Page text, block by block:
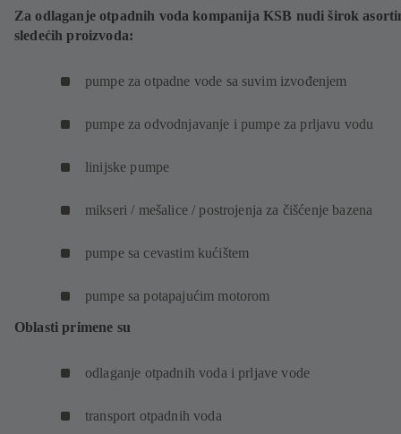
Za odlaganje otpadnih voda kompanija KSB nudi širok
sledećih proizvoda:
pumpe za otpadne vode sa suvim izvođenjem
pumpe za odvodnjavanje i pumpe za prljavu vodu
linijske pumpe
mikseri / mešalice / postrojenja za čišćenje bazena
pumpe sa cevastim kućištem
pumpe sa potapajućim motorom
Oblasti primene su
odlaganje otpadnih voda i prljave vode
transport otpadnih voda